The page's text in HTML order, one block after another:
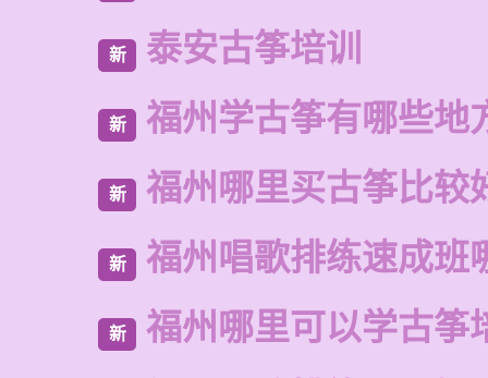
新 泰安古筝培训
新 福州学古筝有哪些地
新 福州哪里买古筝比较
新 福州唱歌排练速成班
新 福州哪里可以学古筝